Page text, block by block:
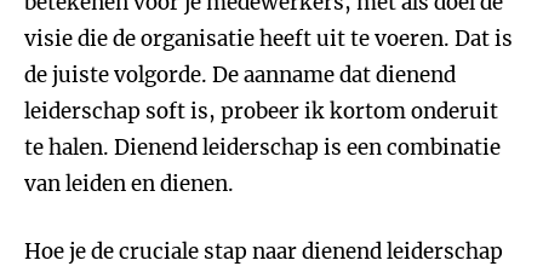
visie die de organisatie heeft uit te voeren. Dat is
de juiste volgorde. De aanname dat dienend
leiderschap soft is, probeer ik kortom onderuit
te halen. Dienend leiderschap is een combinatie
van leiden en dienen.
Hoe je de cruciale stap naar dienend leiderschap